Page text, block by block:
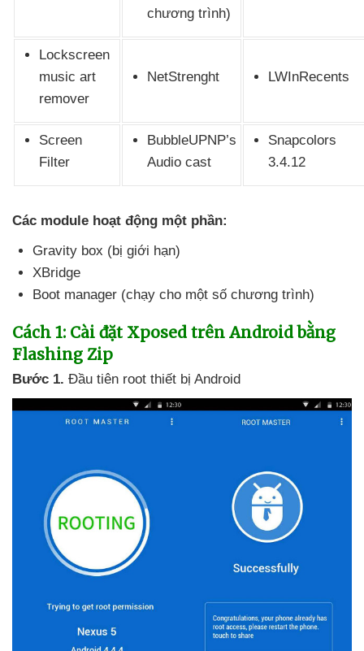
chương trình)
Lockscreen
music art
remover
NetStrenght LWInRecents
Screen
Filter
BubbleUPNP’s
Audio cast
Snapcolors
3.4.12
Các module hoạt động một phần:
Gravity box (bị giới hạn)
XBridge
Boot manager (chạy cho một số chương trình)
Cách 1: Cài đặt Xposed trên Android bằng
Flashing Zip
Bước 1. Đầu tiên root thiết bị Android